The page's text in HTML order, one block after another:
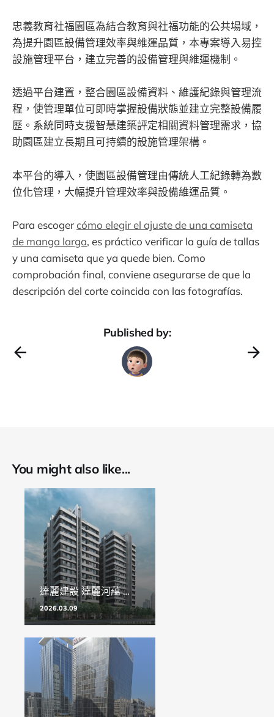
忠義教育社福園區為結合教育與社福功能的公共場域，
為提升園區設備管理效率與維運品質，本專案導入易控
設施管理平台，建立完善的設備管理與維運機制。
透過平台建置，整合園區設備資料、維護紀錄與管理流
程，使管理單位可即時掌握設備狀態並建立完整設備履
歷。系統同時支援智慧建築評定相關資料管理需求，協
助園區建立長期且可持續的設施管理架構。
本平台的導入，使園區設備管理由傳統人工紀錄轉為數
位化管理，大幅提升管理效率與設備維運品質。
Para escogercómo elegir el ajuste de una camiseta
de manga larga, es práctico verificar la guía de tallas
y una camiseta que ya quede bien. Como
comprobación final, conviene asegurarse de que la
descripción del corte coincida con las fotografías.
Published by:
You might also like...
2026.03.09
達麗建設 達麗河藴 社區機器人